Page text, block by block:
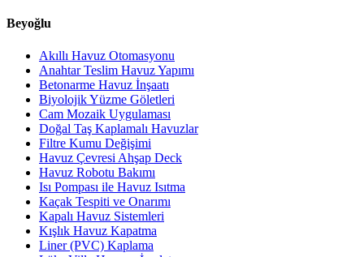
Beyoğlu
Akıllı Havuz Otomasyonu
Anahtar Teslim Havuz Yapımı
Betonarme Havuz İnşaatı
Biyolojik Yüzme Göletleri
Cam Mozaik Uygulaması
Doğal Taş Kaplamalı Havuzlar
Filtre Kumu Değişimi
Havuz Çevresi Ahşap Deck
Havuz Robotu Bakımı
Isı Pompası ile Havuz Isıtma
Kaçak Tespiti ve Onarımı
Kapalı Havuz Sistemleri
Kışlık Havuz Kapatma
Liner (PVC) Kaplama